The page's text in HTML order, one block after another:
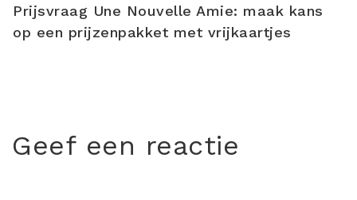
Prijsvraag Une Nouvelle Amie: maak kans
op een prijzenpakket met vrijkaartjes
Geef een reactie